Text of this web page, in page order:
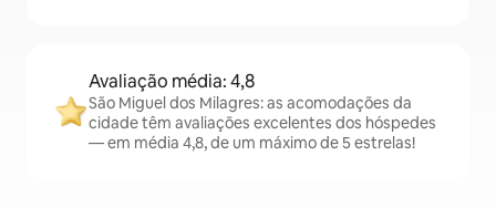
Avaliação média: 4,8
São Miguel dos Milagres: as acomodações da
cidade têm avaliações excelentes dos hóspedes
— em média 4,8, de um máximo de 5 estrelas!